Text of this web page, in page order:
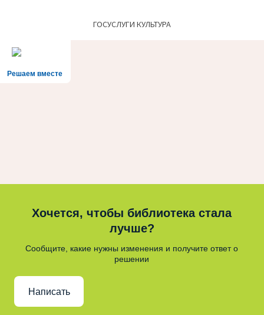
ГОСУСЛУГИ КУЛЬТУРА
Решаем вместе
Хочется, чтобы библиотека стала
лучше?
Сообщите, какие нужны изменения и получите ответ о
решении
Написать